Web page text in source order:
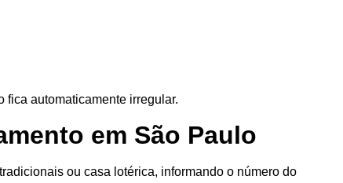
fica automaticamente irregular.
em São Paulo
ou casa lotérica, informando o número do